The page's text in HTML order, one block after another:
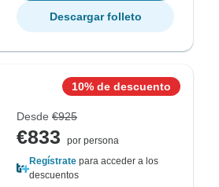
Descargar folleto
10% de descuento
Desde €925
€833
por persona
Regístrate para acceder a los
descuentos